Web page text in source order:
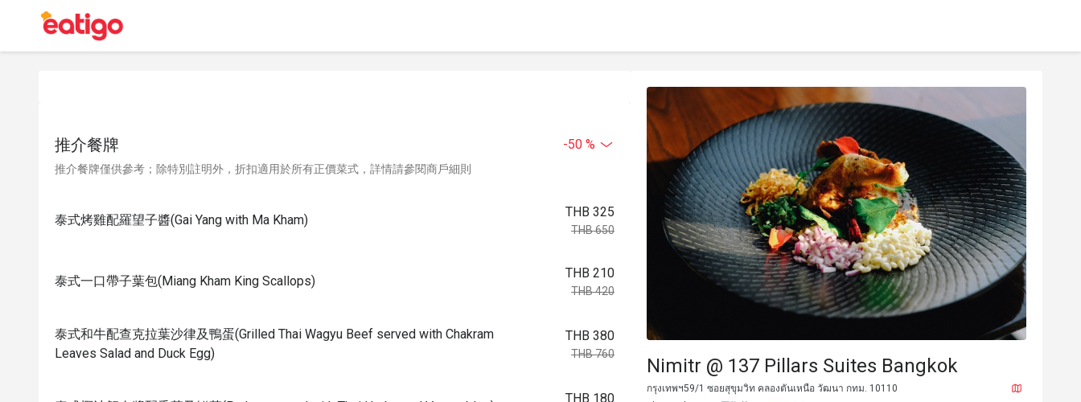
推介餐牌 -50 %
推介餐牌僅供參考；除特別註明外，折扣適用於所有正價菜式，詳情請參閱商戶細則
泰式烤雞配羅望子醬(Gai Yang with Ma Kham)
THB 325
THB 650
泰式一口帶子葉包(Miang Kham King Scallops)
THB 210
THB 420
泰式和牛配查克拉葉沙律及鴨蛋(Grilled Thai Wagyu Beef served with Chakram
Leaves Salad and Duck Egg)
THB 380
THB 760
THB 180
Nimitr @ 137 Pillars Suites Bangkok
กรุงเทพฯ59/1 ซอยสุขุมวิท คลองตันเหนือ วัฒนา กทม. 10110